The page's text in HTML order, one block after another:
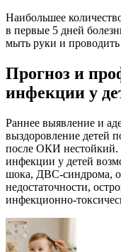
Наибольшее
в первые 5 дней
мыть руки и
Прогноз и
инфекции у
Раннее выявление и
выздоровление детей
после ОКИ
инфекции у детей
шока, ДВС-синдрома,
недостаточности,
инфекционно-